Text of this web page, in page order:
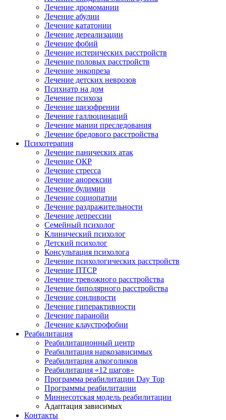
Лечение дромомании
Лечение абулии
Лечение кататонии
Лечение дереализации
Лечение фобий
Лечение истерических расстройств
Лечение половых расстройств
Лечение энкопреза
Лечение детских неврозов
Психиатр на дом
Лечение психоза
Лечение шизофрении
Лечение галлюцинаций
Лечение мании преследования
Лечение бредового расстройства
Психотерапия
Лечение панических атак
Лечение ОКР
Лечение стресса
Лечение анорексии
Лечение булимии
Лечение социопатии
Лечение раздражительности
Лечение депрессии
Семейный психолог
Клинический психолог
Детский психолог
Консультация психолога
Лечение психологических расстройств
Лечение ПТСР
Лечение тревожного расстройства
Лечение биполярного расстройства
Лечение сонливости
Лечение гиперактивности
Лечение паранойи
Лечение клаустрофобии
Реабилитация
Реабилитационный центр
Реабилитация наркозависимых
Реабилитация алкоголиков
Реабилитация «12 шагов»
Программа реабилитации Day Top
Программы реабилитации
Миннесотская модель реабилитации
Адаптация зависимых
Контакты